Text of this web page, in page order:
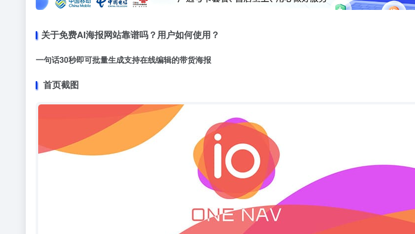
关于免费AI海报网站靠谱吗？用户如何使用？
一句话30秒即可批量生成支持在线编辑的带货海报
首页截图